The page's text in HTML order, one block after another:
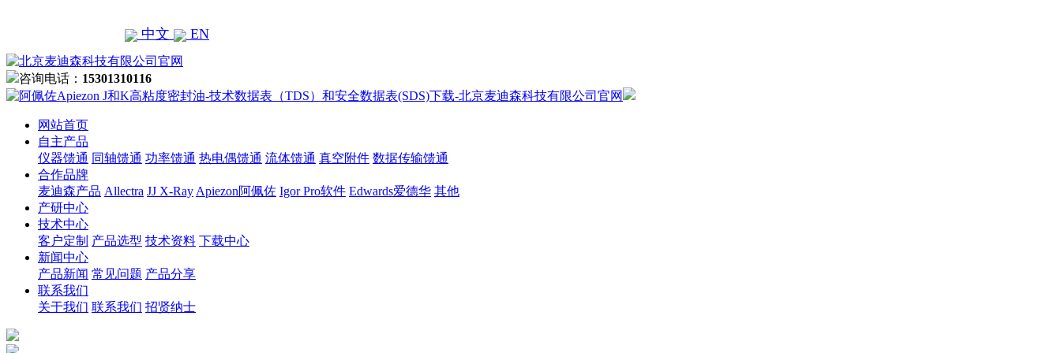
中文 EN
咨询电话： 15301310116
网站首页
自主产品
仪器馈通 同轴馈通 功率馈通 热电偶馈通 流体馈通 真空附件 数据传输馈通
合作品牌
麦迪森产品 Allectra JJ X-Ray Apiezon阿佩佐 Igor Pro软件 Edwards爱德华 其他
产研中心
技术中心
客户定制 产品选型 技术资料 下载中心
新闻中心
产品新闻 常见问题 产品分享
联系我们
关于我们 联系我们 招贤纳士